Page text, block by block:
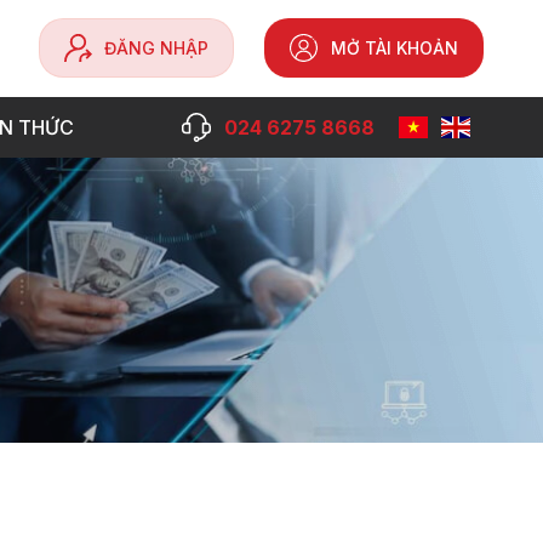
ĐĂNG NHẬP MỞ TÀI KHOẢN
THỨC 024 6275 8668